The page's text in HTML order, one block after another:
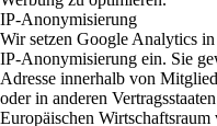
IP-Anonymisierung
Wir setzen Google Analytics
IP-Anonymisierung ein. Sie
Adresse innerhalb von
oder in anderen
Europäischen